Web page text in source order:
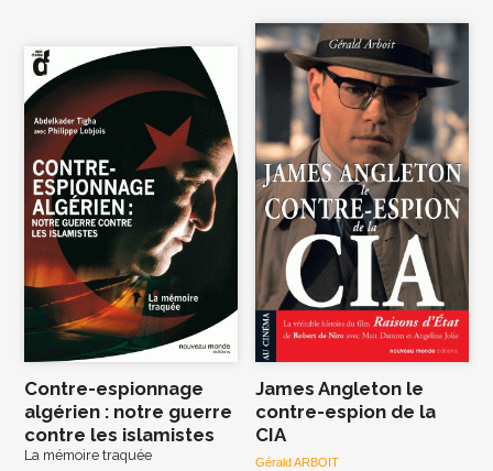
Contre-espionnage
algérien : notre guerre
contre les islamistes
La mémoire traquée
James Angleton le
contre-espion de la
CIA
Gérald ARBOIT